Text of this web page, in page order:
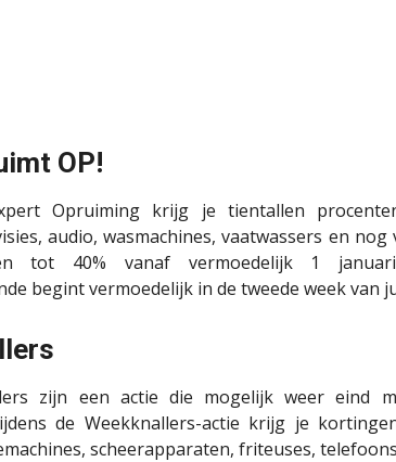
OP!
Opruiming krijg je tientallen
audio, wasmachines, vaatwassers en
tot 40% vanaf vermoedelijk 1
begint vermoedelijk in de tweede week van
zijn een actie die mogelijk weer eind
de Weekknallers-actie krijg je
scheerapparaten, friteuses,